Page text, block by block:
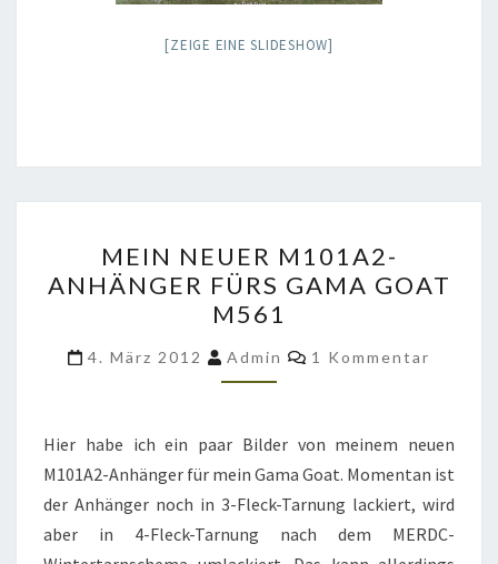
[ZEIGE EINE SLIDESHOW]
NEUER
M101A2-
ANHÄNGER
FÜRS
GAMA
M561
MEIN NEUER M101A2-
ANHÄNGER FÜRS GAMA GOAT
M561
4. März 2012 Admin Kommentare
1 Kommentar
Hier habe ich ein paar Bilder von meinem neuen
M101A2-Anhänger für mein Gama Goat. Momentan ist
der Anhänger noch in 3-Fleck-Tarnung lackiert, wird
aber in 4-Fleck-Tarnung nach dem MERDC-